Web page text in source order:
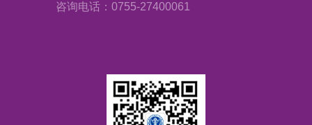
咨询电话：0755-27400061